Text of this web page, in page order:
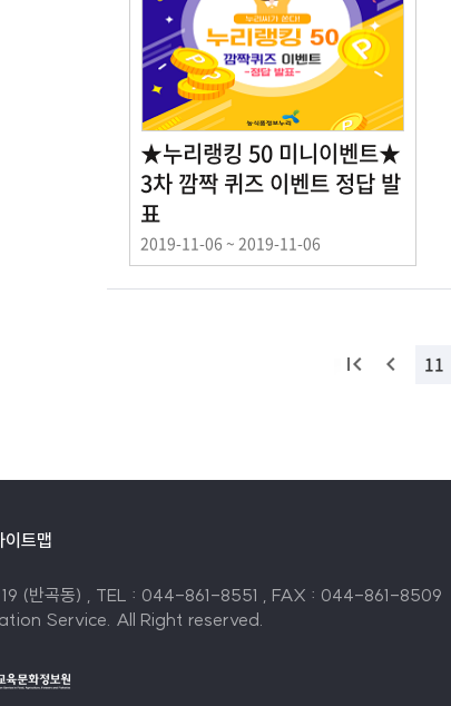
★누리랭킹 50 미니이벤트★
3차 깜짝 퀴즈 이벤트 정답 발
표
이
벤
트
2019-11-06 ~ 2019-11-06
처
록
록
11
이트맵
19 (반곡동) , TEL : 044-861-8551 , FAX : 044-861-8509
Service. All Right reserved.